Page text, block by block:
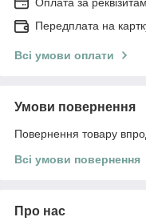
Передплата на
Всі умови оплати
Умови повернення
Повернення товару
Всі умови повернення
Про нас